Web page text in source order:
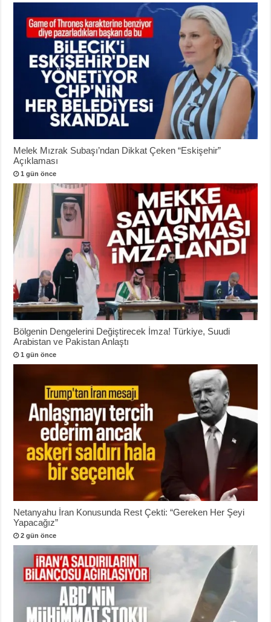
Melek Mızrak Subaşı’ndan Dikkat Çeken “Eskişehir”
Açıklaması
1 gün önce
Bölgenin Dengelerini Değiştirecek İmza! Türkiye, Suudi
Arabistan ve Pakistan Anlaştı
1 gün önce
Netanyahu İran Konusunda Rest Çekti: “Gereken Her Şeyi
Yapacağız”
2 gün önce